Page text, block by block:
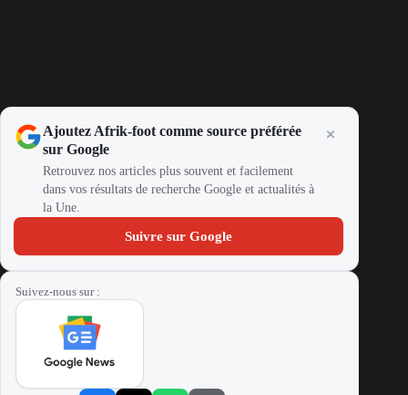
Ajoutez Afrik-foot comme source préférée
sur Google
Retrouvez nos articles plus souvent et facilement
dans vos résultats de recherche Google et actualités à
la Une.
Suivre sur Google
Suivez-nous sur :